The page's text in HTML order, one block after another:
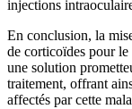
injections
En conclusion, la
de corticoïdes pour le
une solution
traitement, offrant
affectés par cette